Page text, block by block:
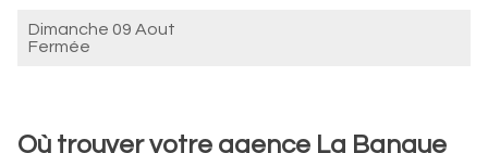
Dimanche 09 Aout
Fermée
Où trouver votre agence La Banque